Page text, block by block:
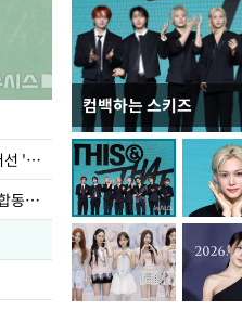
주택용지 검토 알려지자... 신속히 늘어선 '근조화환'
더불어민주당 당대표·최고위원 후보 합동연설회
컴백하는 스키즈
이번주 국회에는 무